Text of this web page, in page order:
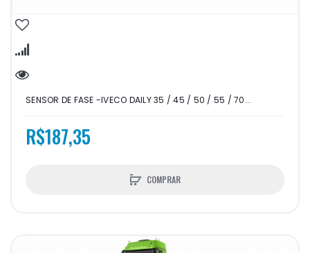
SENSOR DE FASE -IVECO DAILY 35 / 45 / 50 / 55 / 70...
R$187,35
COMPRAR